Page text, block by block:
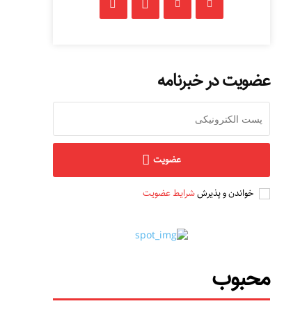
عضویت در خبرنامه
عضویت
خواندن و پذیرششرایط عضویت
محبوب